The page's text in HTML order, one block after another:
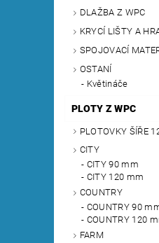
DLAŽBA Z WPC
KRYCÍ LIŠTY A
SPOJOVACÍ
OSTANÍ
Květináče
PLOTY Z WPC
PLOTOVKY ŠÍŘE
CITY
CITY 90 mm
CITY 120 mm
COUNTRY
COUNTRY 90
COUNTRY 120
FARM